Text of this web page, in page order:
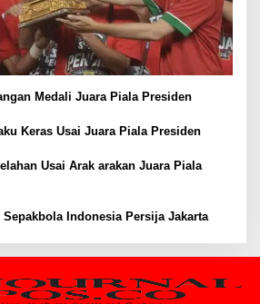
Medali Juara Piala Presiden
Keras Usai Juara Piala Presiden
Usai Arak arakan Juara Piala
Indonesia Persija Jakarta